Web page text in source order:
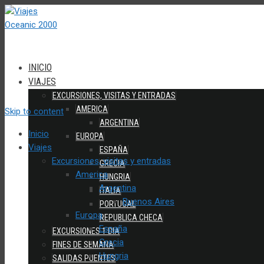
INICIO
VIAJES
EXCURSIONES, VISITAS Y ENTRADAS
AMERICA
ARGENTINA
EUROPA
ESPAÑA
GRECIA
HUNGRIA
ITALIA
PORTUGAL
REPUBLICA CHECA
EXCURSIONES 1 DIA
FINES DE SEMANA
SALIDAS PUENTES
Skip to content
Inicio
Viajes
Excursiones, visitas y entradas
America
Argentina
Buenos Aires
Europa
España
Grecia
Hungria